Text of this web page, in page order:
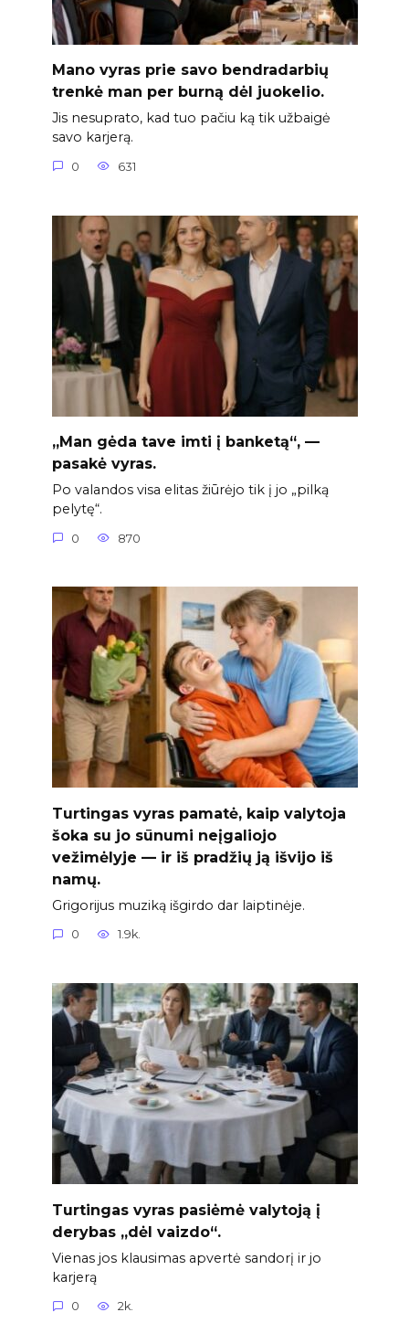
Mano vyras prie savo bendradarbių
trenkė man per burną dėl juokelio.
Jis nesuprato, kad tuo pačiu ką tik užbaigė
savo karjerą.
0 631
„Man gėda tave imti į banketą“, —
pasakė vyras.
Po valandos visa elitas žiūrėjo tik į jo „pilką
pelytę“.
0 870
Turtingas vyras pamatė, kaip valytoja
šoka su jo sūnumi neįgaliojo
vežimėlyje — ir iš pradžių ją išvijo iš
namų.
Grigorijus muziką išgirdo dar laiptinėje.
0 1.9k.
Turtingas vyras pasiėmė valytoją į
derybas „dėl vaizdo“.
Vienas jos klausimas apvertė sandorį ir jo
karjerą
0 2k.